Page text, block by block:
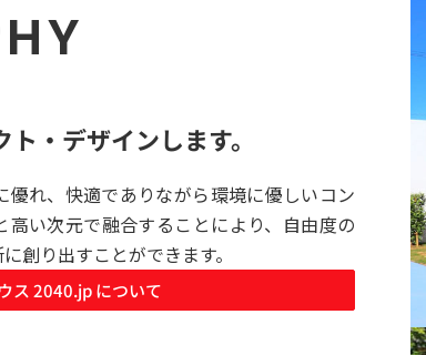
・デザインします。
れ、快適でありながら環境に優しいコン
い次元で融合することにより、自由度の
創り出すことができます。
ス 2040.jp について